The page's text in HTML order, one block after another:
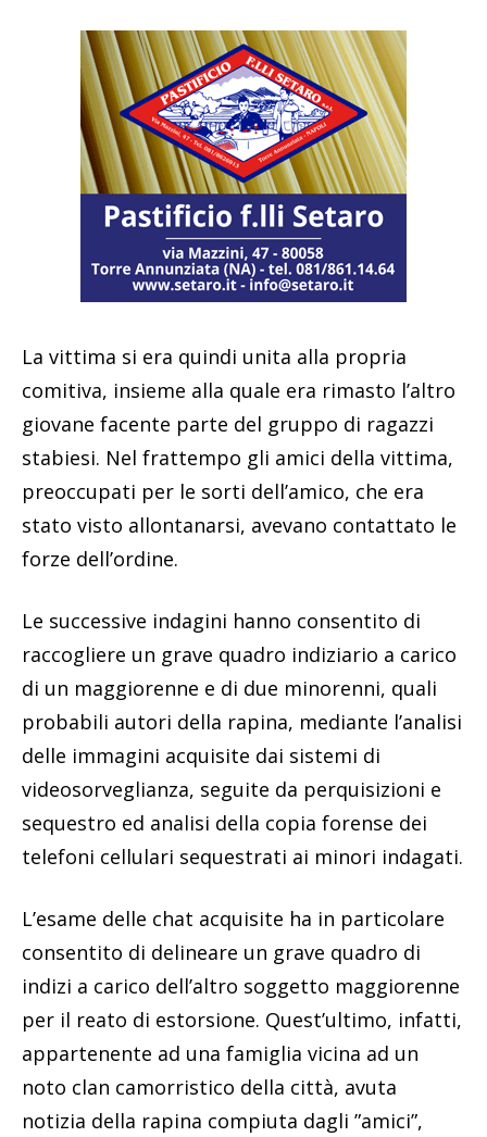
La vittima si era quindi unita alla propria
comitiva, insieme alla quale era rimasto l’altro
giovane facente parte del gruppo di ragazzi
stabiesi. Nel frattempo gli amici della vittima,
preoccupati per le sorti dell’amico, che era
stato visto allontanarsi, avevano contattato le
forze dell’ordine.
Le successive indagini hanno consentito di
raccogliere un grave quadro indiziario a carico
di un maggiorenne e di due minorenni, quali
probabili autori della rapina, mediante l’analisi
delle immagini acquisite dai sistemi di
videosorveglianza, seguite da perquisizioni e
sequestro ed analisi della copia forense dei
telefoni cellulari sequestrati ai minori indagati.
L’esame delle chat acquisite ha in particolare
consentito di delineare un grave quadro di
indizi a carico dell’altro soggetto maggiorenne
per il reato di estorsione. Quest’ultimo, infatti,
appartenente ad una famiglia vicina ad un
noto clan camorristico della città, avuta
notizia della rapina compiuta dagli ”amici”,